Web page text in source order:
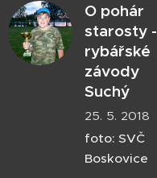
O pohár
starosty -
rybářské
závody
Suchý
25. 5. 2018
foto: SVČ
Boskovice